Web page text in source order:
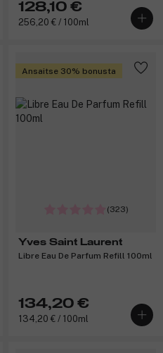
128,10 €
256,20 € / 100ml
Ansaitse 30% bonusta
(323)
Yves Saint Laurent
Libre Eau De Parfum Refill 100ml
134,20 €
134,20 € / 100ml